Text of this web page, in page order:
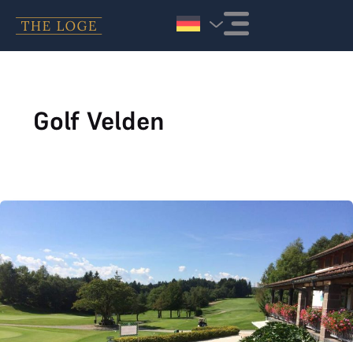
Golf Velden